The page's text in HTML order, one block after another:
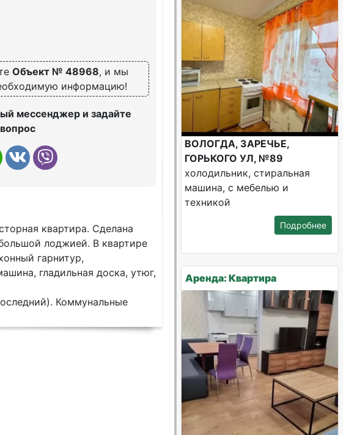
Объект № 48968, и мы
информацию!
мессенджер и задайте
вопрос
квартира. Сделана
лоджией. В квартире
гарнитур,
гладильная доска, утюг,
Коммунальные
ВОЛОГДА, ЗАРЕЧЬЕ,
ГОРЬКОГО УЛ, №89
холодильник, стиральная
машина, с мебелью и
техникой
Подробнее
Аренда: Квартира